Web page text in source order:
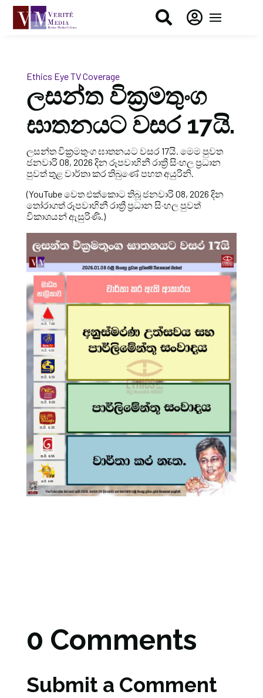
 
Ethics EyeTV Coverage
ලසන්ත වික්‍රමතුංග
ඝාතනයට වසර 17යි.
ලසන්ත වික්‍රමතුංග ඝාතනයට වසර 17යි. මෙම පුවත
ජනවාරි 08, 2026 දින රූපවාහිනී රාත්‍රී සිංහල ප්‍රධාන
පුවත් තුළ වාර්තා කර තිබුණේ පහත අයුරිනි.
(YouTube වෙත එක්කොට තිබූ ජනවාරි 08, 2026 දින
තෝරාගත් රූපවාහිනී රාත්‍රී ප්‍රධාන සිංහල පුවත්
විකාශයන් ඇසුරිණි.)
0 Comments
Submit a Comment